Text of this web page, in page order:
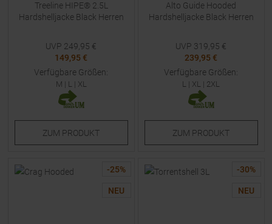
Treeline HIPE® 2.5L
Hardshelljacke Black Herren
UVP 249,95 €
149,95 €
Verfügbare Größen:
M | L | XL
ZUM PRODUKT
Alto Guide Hooded
Hardshelljacke Black Herren
UVP 319,95 €
239,95 €
Verfügbare Größen:
L | XL | 2XL
ZUM PRODUKT
-25%
NEU
-30%
NEU